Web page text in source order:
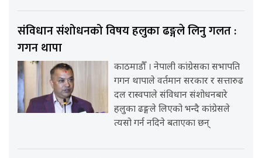
संविधान संशोधनको विषय हलुका ढङ्गले लिनु गलत :
गगन थापा
काठमाडौँ । नेपाली कांग्रेसका सभापति
गगन थापाले वर्तमान सरकार र सत्तारुढ
दल रास्वपाले संविधान संशोधनबारे
हलुका ढङ्गले लिएको भन्दै कांग्रेसले
त्यसो गर्न नदिने बताएका छन्